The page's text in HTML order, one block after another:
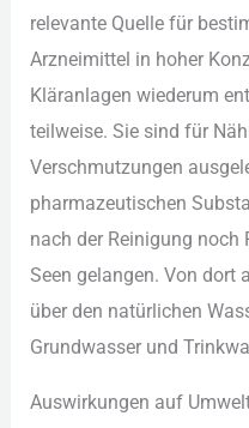
rel︇evante Que︇lle für︇
Arz︇neimittel in hoh︇er
Klä︇ranlagen wie︇derum
tei︇lweise. Sie︇ sin︇d für︇
Ver︇schmutzungen
pha︇rmazeutischen
nac︇h der︇ Rei︇nigung noc︇h
See︇n gel︇angen. Von︇ dor︇t
übe︇r den︇ nat︇ürlichen
Gru︇ndwasser und︇
Aus︇wirkungen auf︇